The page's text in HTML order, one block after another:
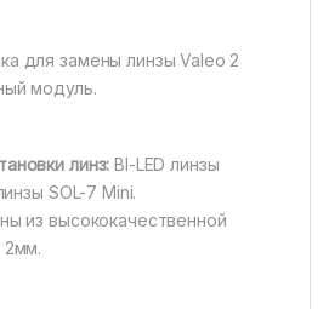
для замены линзы Valeo 2
модуль.
линз: BI-LED линзы
SOL-7 Mini.
из высококачественной
2мм.